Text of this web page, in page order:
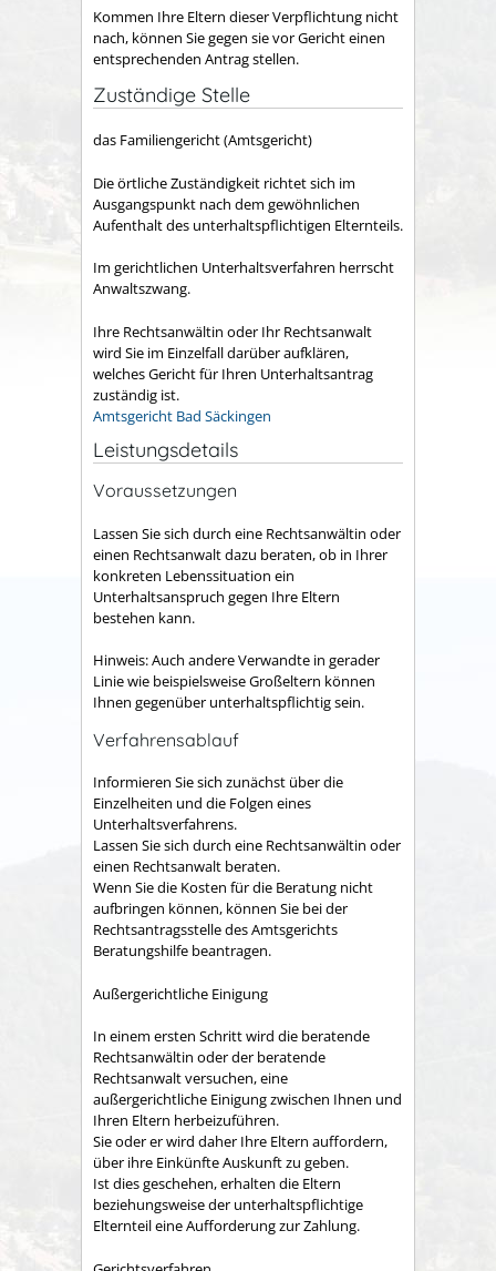
Kommen Ihre Eltern dieser Verpflichtung nicht
nach, können Sie gegen sie vor Gericht einen
entsprechenden Antrag stellen.
Zuständige Stelle
das Familiengericht (Amtsgericht)
Die örtliche Zuständigkeit richtet sich im
Ausgangspunkt nach dem gewöhnlichen
Aufenthalt des unterhaltspflichtigen Elternteils.
Im gerichtlichen Unterhaltsverfahren herrscht
Anwaltszwang.
Ihre Rechtsanwältin oder Ihr Rechtsanwalt
wird Sie im Einzelfall darüber aufklären,
welches Gericht für Ihren Unterhaltsantrag
zuständig ist.
Amtsgericht Bad Säckingen
Leistungsdetails
Voraussetzungen
Lassen Sie sich durch eine Rechtsanwältin oder
einen Rechtsanwalt dazu beraten, ob in Ihrer
konkreten Lebenssituation ein
Unterhaltsanspruch gegen Ihre Eltern
bestehen kann.
Hinweis:Auch andere Verwandte in gerader
Linie wie beispielsweise Großeltern können
Ihnen gegenüber unterhaltspflichtig sein.
Verfahrensablauf
Informieren Sie sich zunächst über die
Einzelheiten und die Folgen eines
Unterhaltsverfahrens.
Lassen Sie sich durch eine Rechtsanwältin oder
einen Rechtsanwalt beraten.
Wenn Sie die Kosten für die Beratung nicht
aufbringen können, können Sie bei der
Rechtsantragsstelle des Amtsgerichts
Beratungshilfe beantragen.
Außergerichtliche Einigung
In einem ersten Schritt wird die beratende
Rechtsanwältin oder der beratende
Rechtsanwalt versuchen, eine
außergerichtliche Einigung zwischen Ihnen und
Ihren Eltern herbeizuführen.
Sie oder er wird daher Ihre Eltern auffordern,
über ihre Einkünfte Auskunft zu geben.
Ist dies geschehen, erhalten die Eltern
beziehungsweise der unterhaltspflichtige
Elternteil eine Aufforderung zur Zahlung.